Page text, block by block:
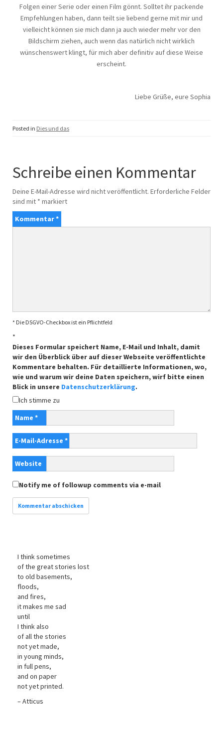
Folgen einer Serie oder einen Film gönnt. Solltet ihr packende
Empfehlungen haben, dann teilt sie liebend gerne mit mir und
vielleicht können sie mich dann ja auch wieder mehr vor den
Bildschirm ziehen, auch wenn das natürlich nicht wirklich
wünschenswert klingt, für mich aber definitiv auf diese Weise
erscheint.
Liebe Grüße, eure Sophia
Posted in Dies und das
Schreibe einen Kommentar
Deine E-Mail-Adresse wird nicht veröffentlicht. Erforderliche Felder
sind mit * markiert
Kommentar*
* Die DSGVO-Checkbox ist ein Pflichtfeld
*
Dieses Formular speichert Name, E-Mail und Inhalt, damit
wir den Überblick über auf dieser Webseite veröffentlichte
Kommentare behalten. Für detaillierte Informationen, wo,
wie und warum wir deine Daten speichern, wirf bitte einen
Blick in unsere Datenschutzerklärung.
Ich stimme zu
Name *
E-Mail-Adresse *
Website
Notify me of followup comments via e-mail
I think sometimes
of the great stories lost
to old basements,
floods,
and fires,
it makes me sad
until
I think also
of all the stories
not yet made,
in young minds,
in full pens,
and on paper
not yet printed.
– Atticus